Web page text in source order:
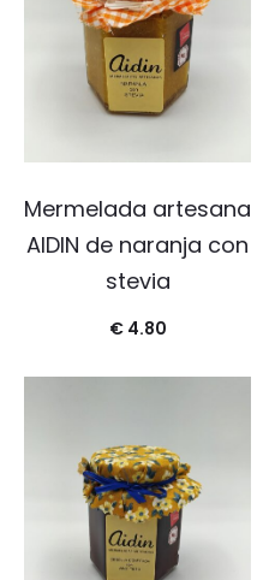
Mermelada artesana
AIDIN de naranja con
stevia
€4.80